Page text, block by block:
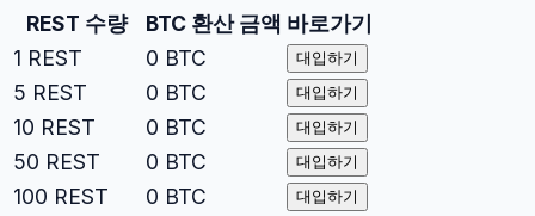
REST 수량 BTC 환산 금액 바로가기
1 REST 0 BTC 대입하기
5 REST 0 BTC 대입하기
10 REST 0 BTC 대입하기
50 REST 0 BTC 대입하기
100 REST 0 BTC 대입하기